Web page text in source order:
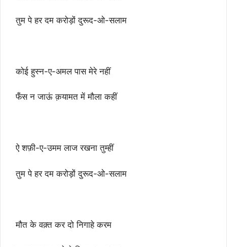
तुम पे हर दम करोड़ों दुरूद-ओ-सलाम
कोई हुस्न-ए-अमल पास मेरे नहीं
फँस न जाऊं क़यामत में मौला कहीं
ऐ शफ़ी-ए-उमम लाज रखना तुम्हीं
तुम पे हर दम करोड़ों दुरूद-ओ-सलाम
मौत के वक़्त कर दो निगाहे करम